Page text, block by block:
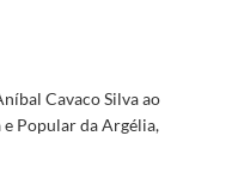
Cavaco Silva ao
Popular da Argélia,